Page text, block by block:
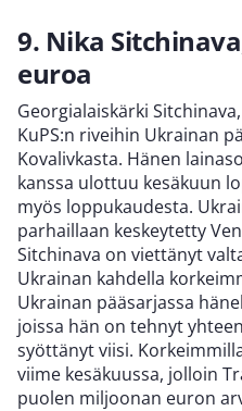
9. Nika
euroa
Georgialaiskärki
KuPS:n riveihin Ukrainan
Kovalivkasta. Hänen
kanssa ulottuu kesäkuun
myös loppukaudesta.
parhaillaan keskeytetty
Sitchinava on viettänyt
Ukrainan kahdella
Ukrainan pääsarjassa
joissa hän on tehnyt
syöttänyt viisi.
viime kesäkuussa, jolloin
puolen miljoonan euron